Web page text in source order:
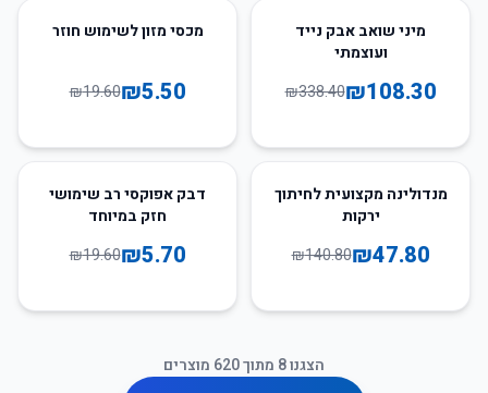
מיני שואב אבק נייד
ועוצמתי
₪108.30
₪338.40
72
מכסי מזון לשימוש חוזר
₪5.50
₪19.60
66%מנדולינה מקצועית לחיתוך
ירקות
₪47.80
₪140.80
71
דבק אפוקסי רב שימושי
חזק במיוחד
₪5.70
₪19.60
הצגנו8 מתוך620 מוצרים